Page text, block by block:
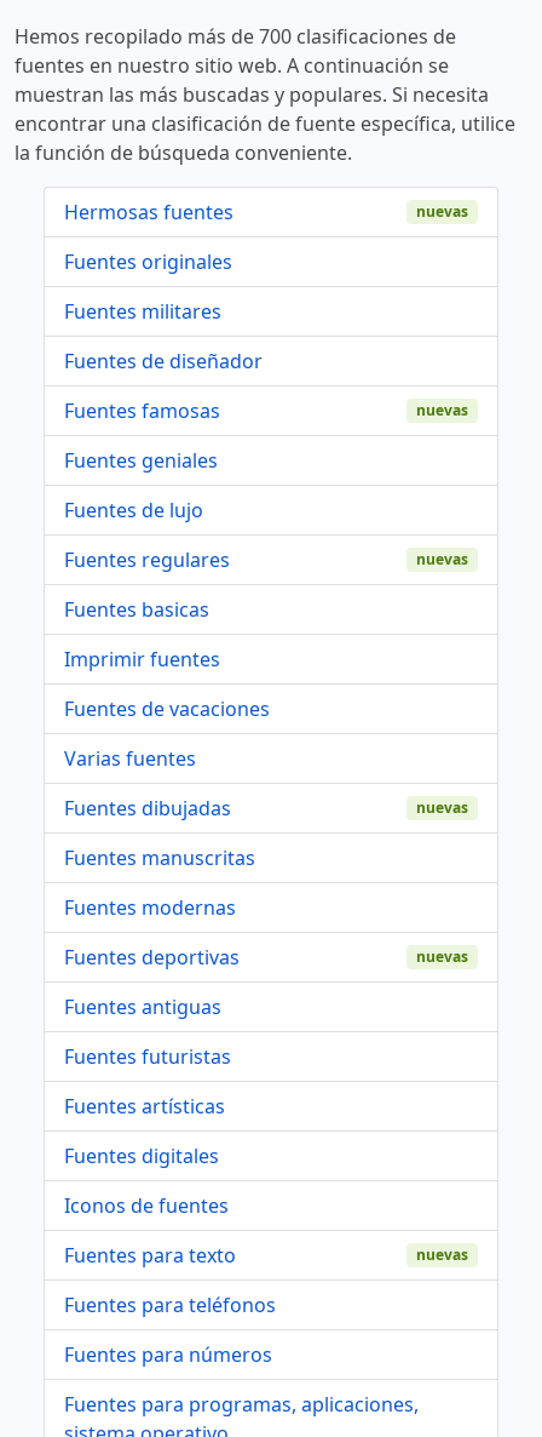
Hemos recopilado más de 700 clasificaciones de
fuentes en nuestro sitio web. A continuación se
muestran las más buscadas y populares. Si necesita
encontrar una clasificación de fuente específica, utilice
la función de búsqueda conveniente.
Hermosas fuentes nuevas
Fuentes originales
Fuentes militares
Fuentes de diseñador
Fuentes famosas
nuevas
Fuentes geniales
Fuentes de lujo
Fuentes regulares
nuevas
Fuentes basicas
Imprimir fuentes
Fuentes de vacaciones
Varias fuentes
Fuentes dibujadas
nuevas
Fuentes manuscritas
Fuentes modernas
Fuentes deportivas
nuevas
Fuentes antiguas
Fuentes futuristas
Fuentes artísticas
Fuentes digitales
Iconos de fuentes
Fuentes para texto
nuevas
Fuentes para teléfonos
Fuentes para números
Fuentes para programas, aplicaciones,